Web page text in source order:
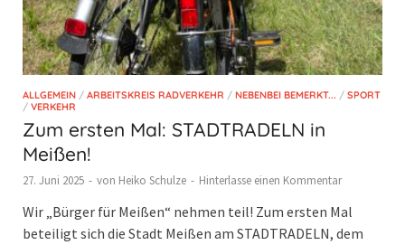
ALLGEMEIN / ARBEITSKREIS RADVERKEHR / NEBENBEI BEMERKT... / SPORT
/ VERKEHR
Zum ersten Mal: STADTRADELN in
Meißen!
27. Juni 2025 - von Heiko Schulze - Hinterlasse einen Kommentar
Wir „Bürger für Meißen“ nehmen teil! Zum ersten Mal
beteiligt sich die Stadt Meißen am STADTRADELN, dem